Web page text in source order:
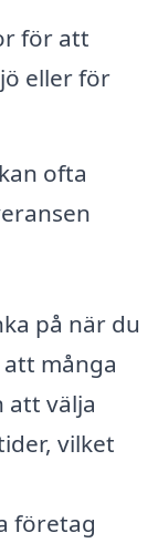
för att
eller för
ofta
på när du
många
välja
vilket
företag